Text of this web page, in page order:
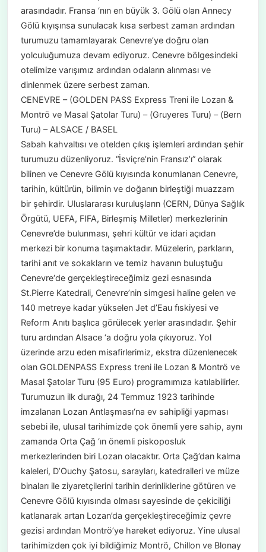
arasındadır. Fransa ‘nın en büyük 3. Gölü olan Annecy
Gölü kıyışınsa sunulacak kısa serbest zaman ardından
turumuzu tamamlayarak Cenevre’ye doğru olan
yolculuğumuza devam ediyoruz. Cenevre bölgesindeki
otelimize varışımız ardından odaların alınması ve
dinlenmek üzere serbest zaman.
CENEVRE – (GOLDEN PASS Express Treni ile Lozan &
Montrö ve Masal Şatolar Turu) – (Gruyeres Turu) – (Bern
Turu) – ALSACE / BASEL
Sabah kahvaltısı ve otelden çıkış işlemleri ardından şehir
turumuzu düzenliyoruz. “İsviçre’nin Fransız’ı” olarak
bilinen ve Cenevre Gölü kıyısında konumlanan Cenevre,
tarihin, kültürün, bilimin ve doğanın birleştiği muazzam
bir şehirdir. Uluslararası kuruluşların (CERN, Dünya Sağlık
Örgütü, UEFA, FIFA, Birleşmiş Milletler) merkezlerinin
Cenevre’de bulunması, şehri kültür ve idari açıdan
merkezi bir konuma taşımaktadır. Müzelerin, parkların,
tarihi anıt ve sokakların ve temiz havanın buluştuğu
Cenevre‘de gerçekleştireceğimiz gezi esnasında
St.Pierre Katedrali, Cenevre’nin simgesi haline gelen ve
140 metreye kadar yükselen Jet d’Eau fıskiyesi ve
Reform Anıtı başlıca görülecek yerler arasındadır. Şehir
turu ardından Alsace ‘a doğru yola çıkıyoruz. Yol
üzerinde arzu eden misafirlerimiz, ekstra düzenlenecek
olan GOLDENPASS Express treni ile Lozan & Montrö ve
Masal Şatolar Turu (95 Euro) programımıza katılabilirler.
Turumuzun ilk durağı, 24 Temmuz 1923 tarihinde
imzalanan Lozan Antlaşması‘na ev sahipliği yapması
sebebi ile, ulusal tarihimizde çok önemli yere sahip, aynı
zamanda Orta Çağ ‘ın önemli piskoposluk
merkezlerinden biri Lozan olacaktır. Orta Çağ’dan kalma
kaleleri, D’Ouchy Şatosu, sarayları, katedralleri ve müze
binaları ile ziyaretçilerini tarihin derinliklerine götüren ve
Cenevre Gölü kıyısında olması sayesinde de çekiciliği
katlanarak artan Lozan’da gerçekleştireceğimiz çevre
gezisi ardından Montrö’ye hareket ediyoruz. Yine ulusal
tarihimizden çok iyi bildiğimiz Montrö, Chillon ve Blonay